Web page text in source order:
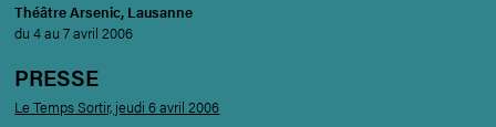
Théâtre Arsenic, Lausanne
du 4 au 7 avril 2006
PRESSE
Le Temps Sortir, jeudi 6 avril 2006